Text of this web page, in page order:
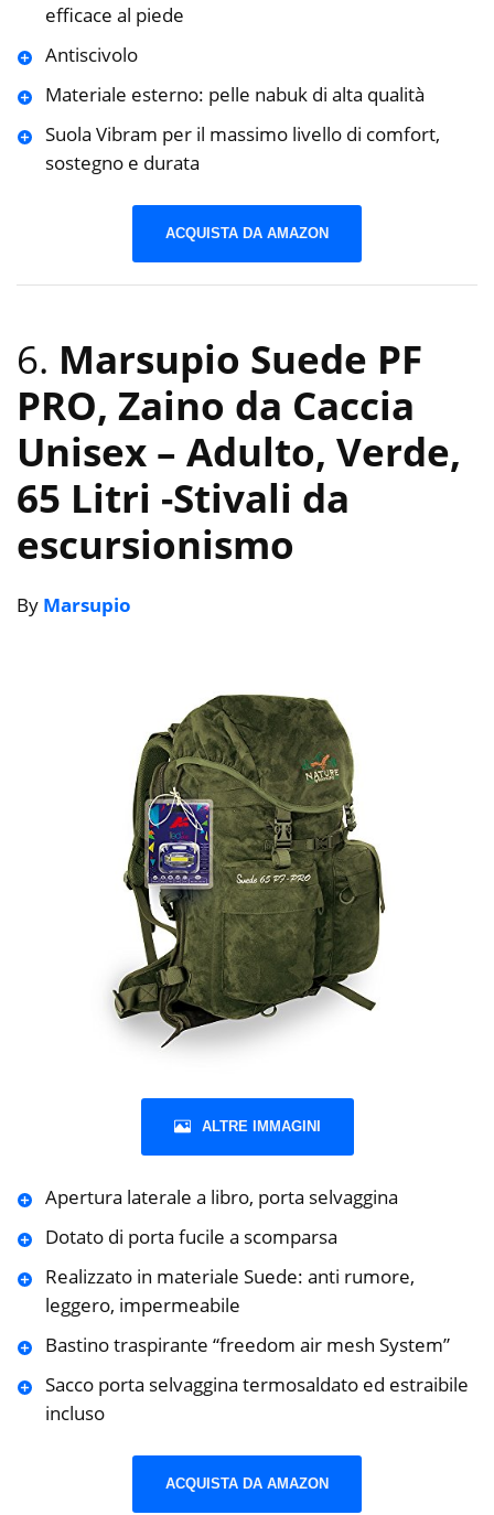
efficace al piede
Antiscivolo
Materiale esterno: pelle nabuk di alta qualità
Suola Vibram per il massimo livello di comfort,
sostegno e durata
ACQUISTA DA AMAZON
6. Marsupio Suede PF
PRO, Zaino da Caccia
Unisex – Adulto, Verde,
65 Litri -Stivali da
escursionismo
By Marsupio
ALTRE IMMAGINI
Apertura laterale a libro, porta selvaggina
Dotato di porta fucile a scomparsa
Realizzato in materiale Suede: anti rumore,
leggero, impermeabile
Bastino traspirante “freedom air mesh System”
Sacco porta selvaggina termosaldato ed estraibile
incluso
ACQUISTA DA AMAZON